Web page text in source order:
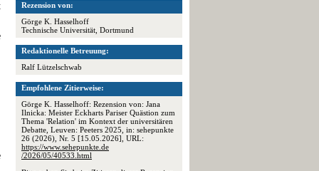
Rezension von:
Görge K. Hasselhoff
Technische Universität, Dortmund
Redaktionelle Betreuung:
Ralf Lützelschwab
Empfohlene Zitierweise:
Görge K. Hasselhoff: Rezension von: Jana
Ilnicka: Meister Eckharts Pariser Quästion zum
Thema 'Relation' im Kontext der universitären
Debatte, Leuven: Peeters 2025, in: sehepunkte
26 (2026), Nr. 5 [15.05.2026], URL:
https://www.sehepunkte.de
/2026/05/40533.html